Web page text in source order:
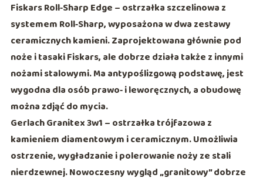
Fiskars Roll‑Sharp Edge – ostrzałka szczelinowa z
systemem Roll‑Sharp, wyposażona w dwa zestawy
ceramicznych kamieni. Zaprojektowana głównie pod
noże i tasakiFiskars, ale dobrze działa także z innymi
nożami stalowymi. Ma antypoślizgową podstawę, jest
wygodna dla osób prawo‑ i leworęcznych, a obudowę
można zdjąć do mycia.
Gerlach Granitex 3w1 – ostrzałka trójfazowa z
kamieniem diamentowym i ceramicznym. Umożliwia
ostrzenie, wygładzanie i polerowanie noży ze stali
nierdzewnej. Nowoczesny wygląd „granitowy” dobrze